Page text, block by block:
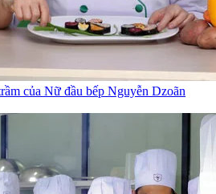
của Nữ đầu bếp Nguyễn Dzoãn